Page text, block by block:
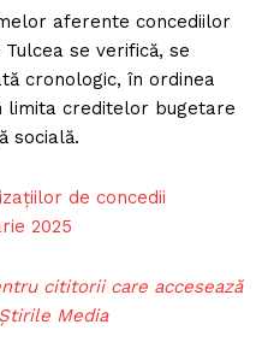
aferente concediilor
se verifică, se
cronologic, în ordinea
limita creditelor bugetare
socială.
de concedii
2025
cititorii care accesează
Media